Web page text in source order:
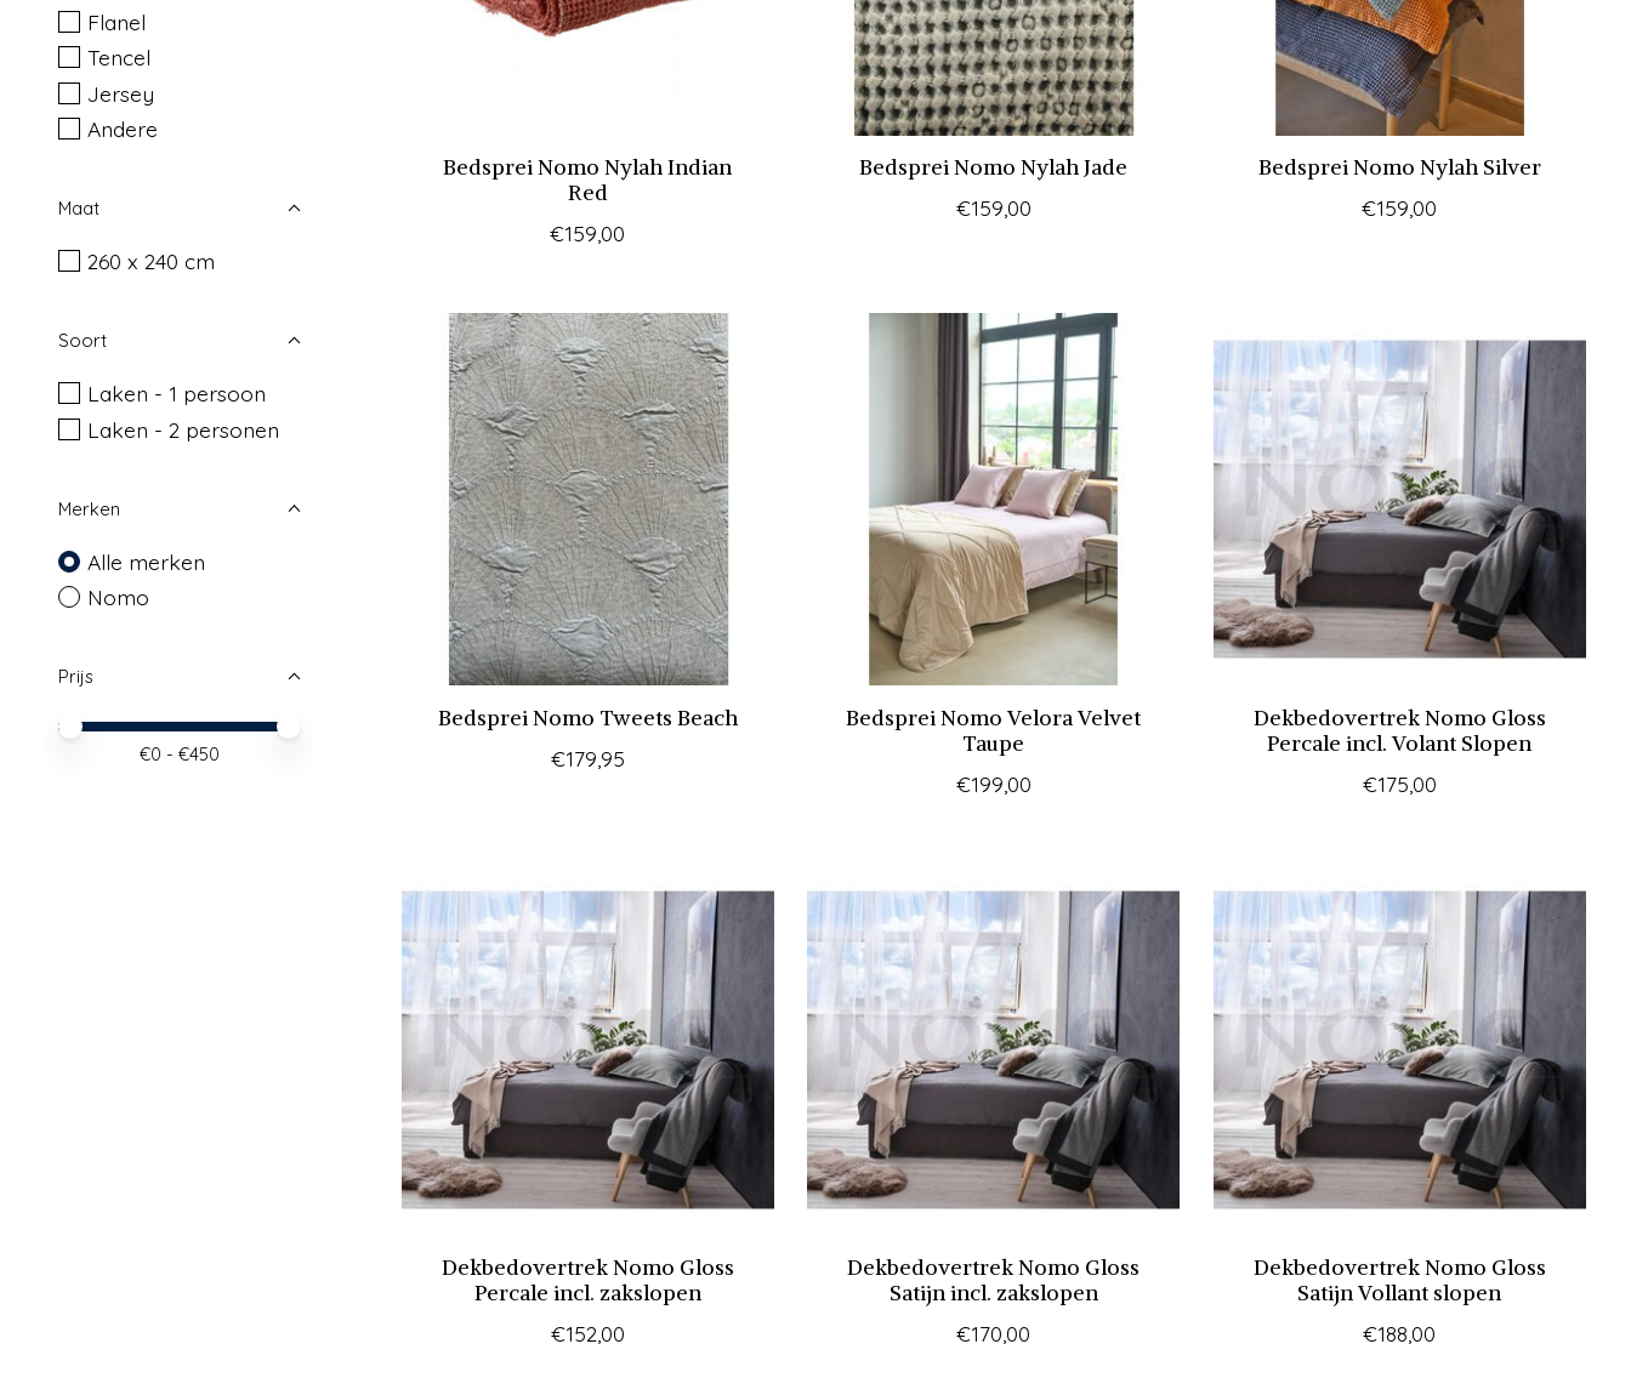
Flanel
Tencel
Jersey
Andere
Maat
260 x 240 cm
Soort
Laken - 1 persoon
Laken - 2 personen
Merken
Alle merken
Nomo
Prijs
Minimale prijswaarde
Price maximum value
€0 - €450
Bedsprei Nomo Nylah Indian
Red
€159,00
Bedsprei Nomo Nylah Jade
€159,00
Bedsprei Nomo Nylah Silver
€159,00
Bedsprei Nomo Tweets Beach
€179,95
Bedsprei Nomo Velora Velvet
Taupe
€199,00
Dekbedovertrek Nomo Gloss
Percale incl. Volant Slopen
€175,00
Dekbedovertrek Nomo Gloss
Percale incl. zakslopen
€152,00
Dekbedovertrek Nomo Gloss
Satijn incl. zakslopen
€170,00
Dekbedovertrek Nomo Gloss
Satijn Vollant slopen
€188,00